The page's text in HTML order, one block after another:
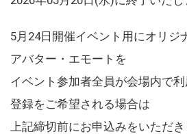
5月24日開催イベント用にオリジ
アバター・エモートを
イベント参加者全員が会場内で
登録をご希望される場合は
上記締切前にお申込みをいただ